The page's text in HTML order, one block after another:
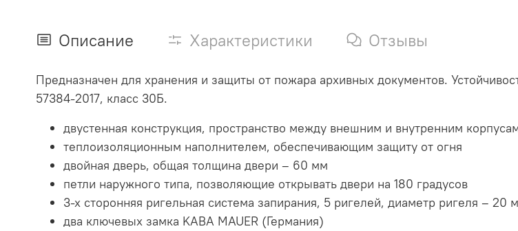
Описание Характеристики Отзывы
Предназначен для хранения и защиты от пожара архивных документов.
57384-2017, класс 30Б.
двустенная конструкция, пространство между внешним и внутренним
теплоизоляционным наполнителем, обеспечивающим защиту от огня
двойная дверь, общая толщина двери – 60 мм
петли наружного типа, позволяющие открывать двери на 180 градусов
3-х сторонняя ригельная система запирания, 5 ригелей, диаметр ригеля – 20
два ключевых замка KABA MAUER (Германия)